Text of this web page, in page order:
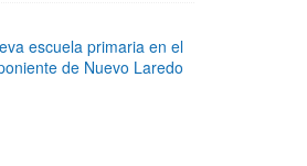
escuela primaria en el
de Nuevo Laredo